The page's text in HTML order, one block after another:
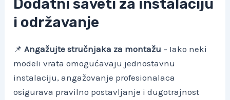
Dodatni saveti za instalaciju
i održavanje
📌Angažujte stručnjaka za montažu – Iako neki
modeli vrata omogućavaju jednostavnu
instalaciju, angažovanje profesionalaca
osigurava pravilno postavljanje i dugotrajnost